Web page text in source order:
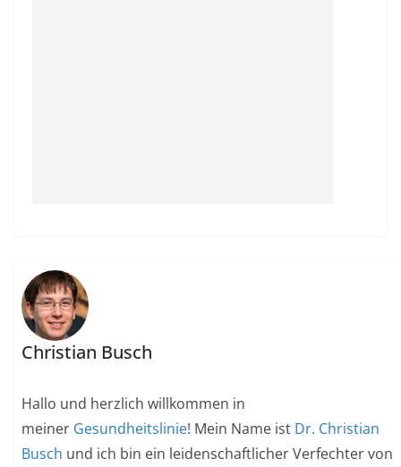
Christian Busch
Hallo und herzlich willkommen in
meiner Gesundheitslinie! Mein Name ist Dr. Christian
Busch und ich bin ein leidenschaftlicher Verfechter von